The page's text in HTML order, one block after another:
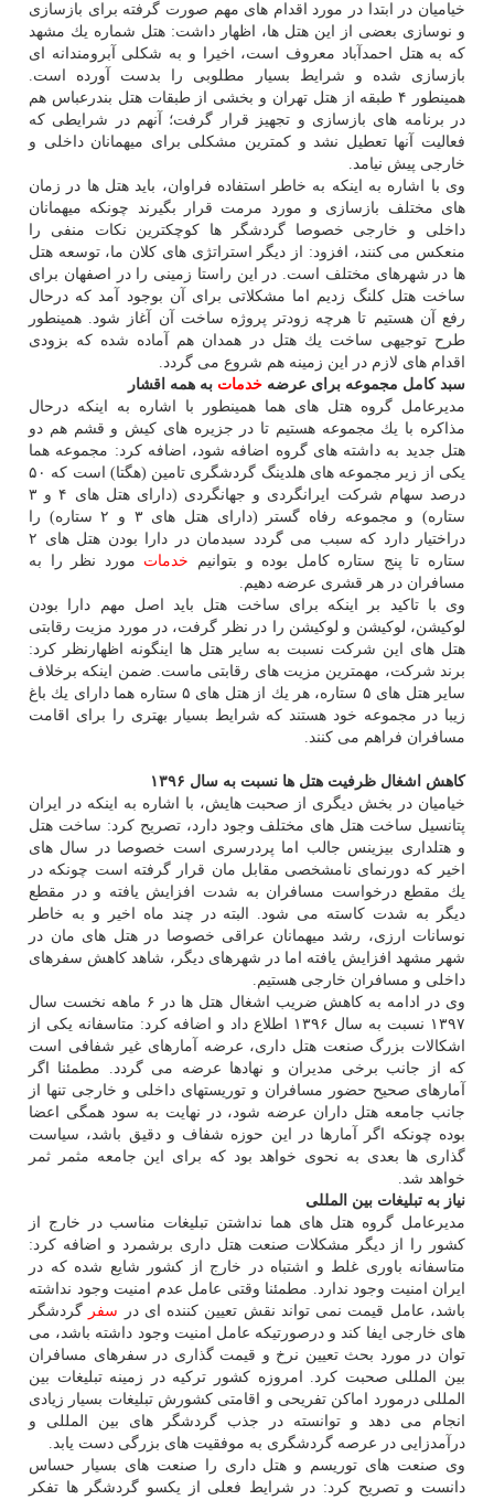
خیامیان در ابتدا در مورد اقدام های مهم صورت گرفته برای بازسازی
و نوسازی بعضی از این هتل ها، اظهار داشت: هتل شماره یك مشهد
كه به هتل احمدآباد معروف است، اخیرا و به شكلی آبرومندانه ای
بازسازی شده و شرایط بسیار مطلوبی را بدست آورده است.
همینطور ۴ طبقه از هتل تهران و بخشی از طبقات هتل بندرعباس هم
در برنامه های بازسازی و تجهیز قرار گرفت؛ آنهم در شرایطی كه
فعالیت آنها تعطیل نشد و كمترین مشكلی برای میهمانان داخلی و
خارجی پیش نیامد.
وی با اشاره به اینكه به خاطر استفاده فراوان، باید هتل ها در زمان
های مختلف بازسازی و مورد مرمت قرار بگیرند چونكه میهمانان
داخلی و خارجی خصوصا گردشگر ها كوچكترین نكات منفی را
منعكس می كنند، افزود: از دیگر استراتژی های كلان ما، توسعه هتل
ها در شهرهای مختلف است. در این راستا زمینی را در اصفهان برای
ساخت هتل كلنگ زدیم اما مشكلاتی برای آن بوجود آمد كه درحال
رفع آن هستیم تا هرچه زودتر پروژه ساخت آن آغاز شود. همینطور
طرح توجیهی ساخت یك هتل در همدان هم آماده شده كه بزودی
اقدام های لازم در این زمینه هم شروع می گردد.
سبد كامل مجموعه برای عرضه خدمات به همه اقشار
مدیرعامل گروه هتل های هما همینطور با اشاره به اینكه درحال
مذاكره با یك مجموعه هستیم تا در جزیره های كیش و قشم هم دو
هتل جدید به داشته های گروه اضافه شود، اضافه كرد: مجموعه هما
یكی از زیر مجموعه های هلدینگ گردشگری تامین (هگتا) است كه ۵۰
درصد سهام شركت ایرانگردی و جهانگردی (دارای هتل های ۴ و ۳
ستاره) و مجموعه رفاه گستر (دارای هتل های ۳ و ۲ ستاره) را
دراختیار دارد كه سبب می گردد سبدمان در دارا بودن هتل های ۲
ستاره تا پنج ستاره كامل بوده و بتوانیم خدمات مورد نظر را به
مسافران در هر قشری عرضه دهیم.
وی با تاكید بر اینكه برای ساخت هتل باید اصل مهم دارا بودن
لوكیشن، لوكیشن و لوكیشن را در نظر گرفت، در مورد مزیت رقابتی
هتل های این شركت نسبت به سایر هتل ها اینگونه اظهارنظر كرد:
برند شركت، مهمترین مزیت های رقابتی ماست. ضمن اینكه برخلاف
سایر هتل های ۵ ستاره، هر یك از هتل های ۵ ستاره هما دارای یك باغ
زیبا در مجموعه خود هستند كه شرایط بسیار بهتری را برای اقامت
مسافران فراهم می كنند.
كاهش اشغال ظرفیت هتل ها نسبت به سال ۱۳۹۶
خیامیان در بخش دیگری از صحبت هایش، با اشاره به اینكه در ایران
پتانسیل ساخت هتل های مختلف وجود دارد، تصریح كرد: ساخت هتل
و هتلداری بیزینس جالب اما پردرسری است خصوصا در سال های
اخیر كه دورنمای نامشخصی مقابل مان قرار گرفته است چونكه در
یك مقطع درخواست مسافران به شدت افزایش یافته و در مقطع
دیگر به شدت كاسته می شود. البته در چند ماه اخیر و به خاطر
نوسانات ارزی، رشد میهمانان عراقی خصوصا در هتل های مان در
شهر مشهد افزایش یافته اما در شهرهای دیگر، شاهد كاهش سفرهای
داخلی و مسافران خارجی هستیم.
وی در ادامه به كاهش ضریب اشغال هتل ها در ۶ ماهه نخست سال
۱۳۹۷ نسبت به سال ۱۳۹۶ اطلاع داد و اضافه كرد: متاسفانه یكی از
اشكالات بزرگ صنعت هتل داری، عرضه آمارهای غیر شفافی است
كه از جانب برخی مدیران و نهادها عرضه می گردد. مطمئنا اگر
آمارهای صحیح حضور مسافران و توریستهای داخلی و خارجی تنها از
جانب جامعه هتل داران عرضه شود، در نهایت به سود همگی اعضا
بوده چونكه اگر آمارها در این حوزه شفاف و دقیق باشد، سیاست
گذاری ها بعدی به نحوی خواهد بود كه برای این جامعه مثمر ثمر
خواهد شد.
نیاز به تبلیغات بین المللی
مدیرعامل گروه هتل های هما نداشتن تبلیغات مناسب در خارج از
كشور را از دیگر مشكلات صنعت هتل داری برشمرد و اضافه كرد:
متاسفانه باوری غلط و اشتباه در خارج از كشور شایع شده كه در
ایران امنیت وجود ندارد. مطمئنا وقتی عامل عدم امنیت وجود نداشته
باشد، عامل قیمت نمی تواند نقش تعیین كننده ای در سفر گردشگر
های خارجی ایفا كند و درصورتیكه عامل امنیت وجود داشته باشد، می
توان در مورد بحث تعیین نرخ و قیمت گذاری در سفرهای مسافران
بین المللی صحبت كرد. امروزه كشور تركیه در زمینه تبلیغات بین
المللی درمورد اماكن تفریحی و اقامتی كشورش تبلیغات بسیار زیادی
انجام می دهد و توانسته در جذب گردشگر های بین المللی و
درآمدزایی در عرصه گردشگری به موفقیت های بزرگی دست یابد.
وی صنعت های توریسم و هتل داری را صنعت های بسیار حساس
دانست و تصریح كرد: در شرایط فعلی از یكسو گردشگر ها تفكر